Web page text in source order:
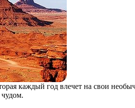
каждый год влечет на свои